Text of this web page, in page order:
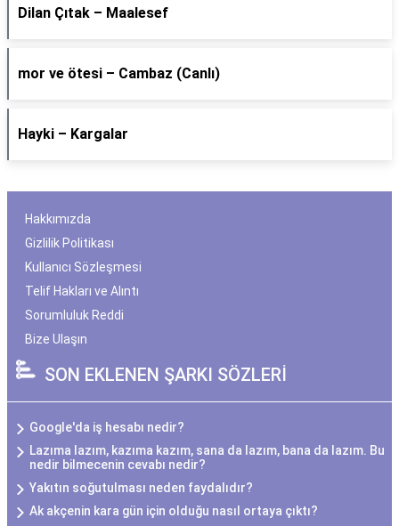
Dilan Çıtak – Maalesef
​mor ve ötesi – Cambaz (Canlı)
Hayki – Kargalar
Hakkımızda
Gizlilik Politikası
Kullanıcı Sözleşmesi
Telif Hakları ve Alıntı
Sorumluluk Reddi
Bize Ulaşın
SON EKLENEN ŞARKI SÖZLERİ
Google'da iş hesabı nedir?
Lazıma lazım, kazıma kazım, sana da lazım, bana da lazım. Bu
nedir bilmecenin cevabı nedir?
Yakıtın soğutulması neden faydalıdır?
Ak akçenin kara gün için olduğu nasıl ortaya çıktı?